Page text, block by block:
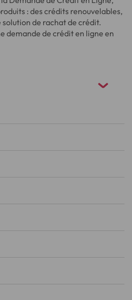
: des crédits renouvelables,
de rachat de crédit.
demande de crédit en ligne en